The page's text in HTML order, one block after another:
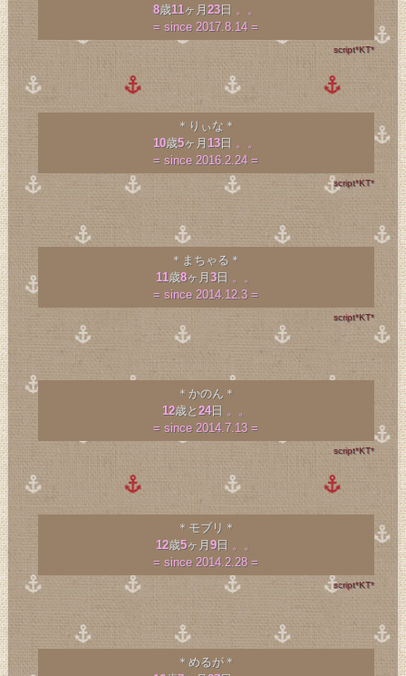
8歳11ヶ月23日 。。
= since 2017.8.14 =
script*KT*
＊りぃな＊
10歳5ヶ月 13日 。。
= since 2016.2.24 =
script*KT*
＊まちゃる＊
11歳8ヶ月3日 。。
= since 2014.12.3 =
script*KT*
＊かのん＊
12歳と24日 。。
= since 2014.7.13 =
script*KT*
＊モブリ＊
12歳5ヶ月9日 。。
= since 2014.2.28 =
script*KT*
＊めるが＊